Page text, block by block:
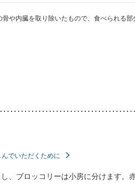
や内臓を取り除いたもので、食べられる部
でいただくために
、ブロッコリーは小房に分けます。